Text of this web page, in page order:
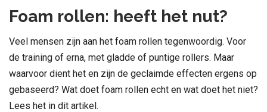
Foam rollen: heeft het nut?
Veel mensen zijn aan het foam rollen tegenwoordig. Voor
de training of erna, met gladde of puntige rollers. Maar
waarvoor dient het en zijn de geclaimde effecten ergens op
gebaseerd? Wat doet foam rollen echt en wat doet het niet?
Lees het in dit artikel.